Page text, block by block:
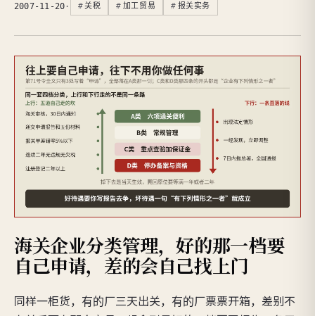
2007-11-20 · 关税 加工贸易 报关实务
海关企业分类管理，好的那一档要
自己申请，差的会自己找上门
同样一柜货，有的厂三天出关，有的厂票票开箱，差别不